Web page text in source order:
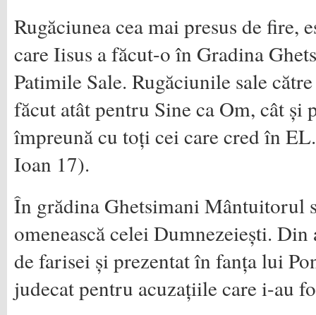
Rugăciunea cea mai presus de fire,
care Iisus a făcut-o în Gradina
Patimile Sale. Rugăciunile sale
făcut atât pentru Sine ca Om, cât și
împreună cu toți cei care cred în
Ioan 17).
În grădina Ghetsimani Mântuitorul
omenească celei Dumnezeiești.
de farisei și prezentat în fanța lui
judecat pentru acuzațiile care i-au